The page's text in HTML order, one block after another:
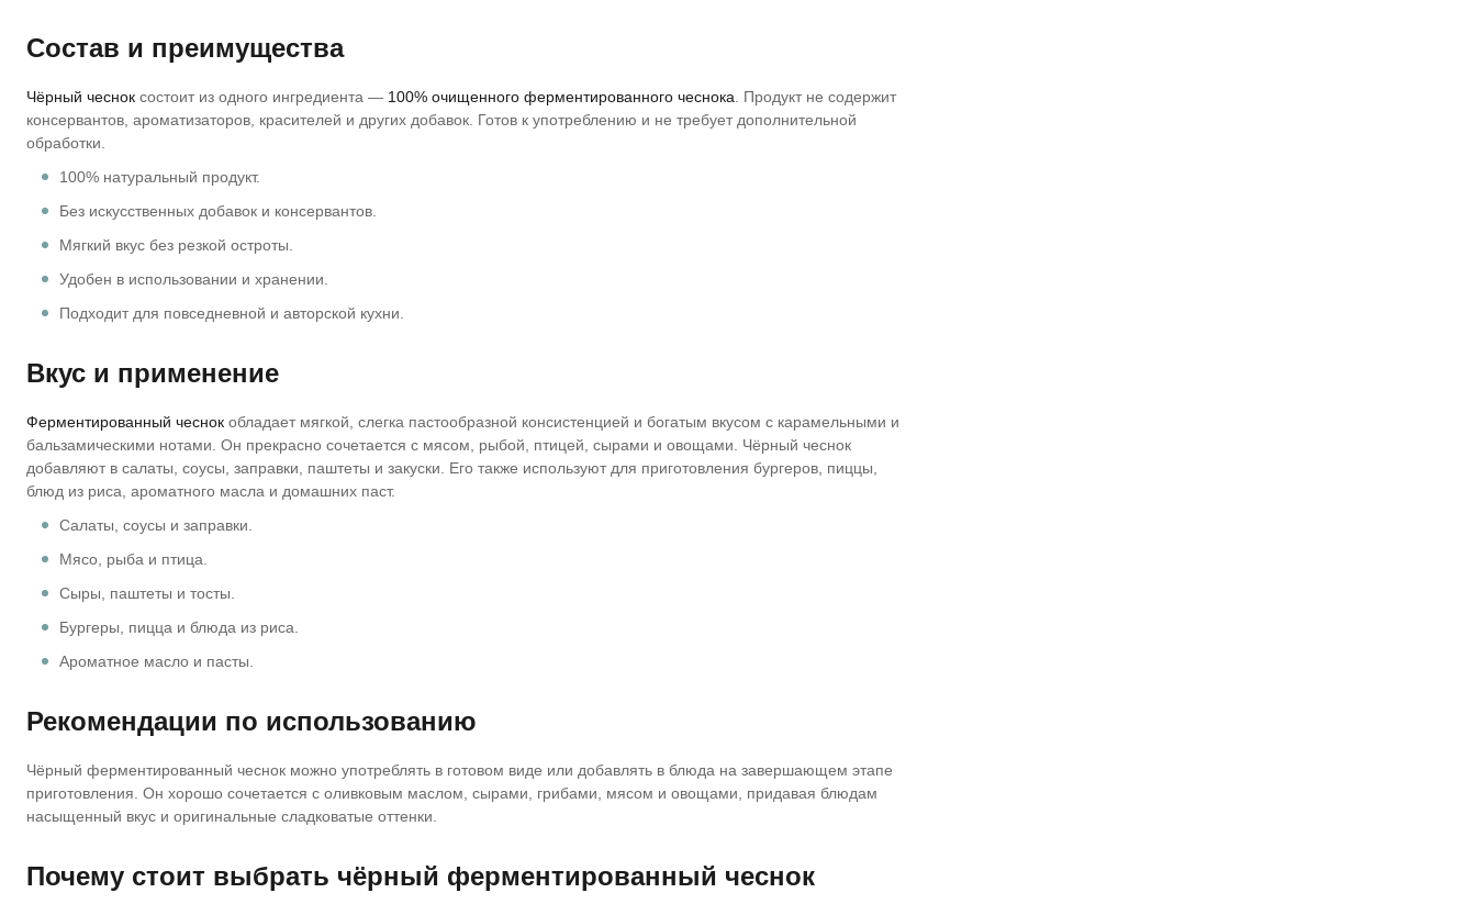
Состав и преимущества
Чёрный чеснок состоит из одного ингредиента — 100% очищенного ферментированного чеснока. Продукт не содержит
консервантов, ароматизаторов, красителей и других добавок. Готов к употреблению и не требует дополнительной
обработки.
100% натуральный продукт.
Без искусственных добавок и консервантов.
Мягкий вкус без резкой остроты.
Удобен в использовании и хранении.
Подходит для повседневной и авторской кухни.
Вкус и применение
Ферментированный чеснок обладает мягкой, слегка пастообразной консистенцией и богатым вкусом с карамельными и
бальзамическими нотами. Он прекрасно сочетается с мясом, рыбой, птицей, сырами и овощами. Чёрный чеснок
добавляют в салаты, соусы, заправки, паштеты и закуски. Его также используют для приготовления бургеров, пиццы,
блюд из риса, ароматного масла и домашних паст.
Салаты, соусы и заправки.
Мясо, рыба и птица.
Сыры, паштеты и тосты.
Бургеры, пицца и блюда из риса.
Ароматное масло и пасты.
Рекомендации по использованию
Чёрный ферментированный чеснок можно употреблять в готовом виде или добавлять в блюда на завершающем этапе
приготовления. Он хорошо сочетается с оливковым маслом, сырами, грибами, мясом и овощами, придавая блюдам
насыщенный вкус и оригинальные сладковатые оттенки.
Почему стоит выбрать чёрный ферментированный чеснок